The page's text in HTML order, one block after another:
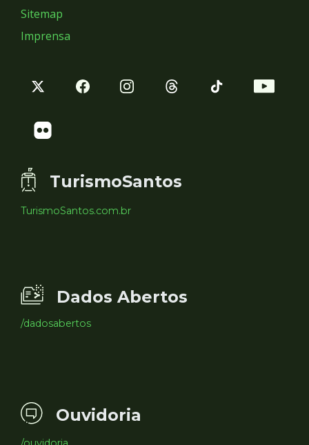
Sitemap
Imprensa
TurismoSantos
TurismoSantos.com.br
Dados Abertos
/dadosabertos
Ouvidoria